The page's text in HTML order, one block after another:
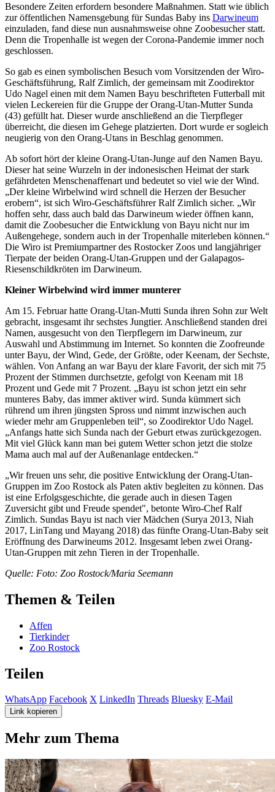
Besondere Zeiten erfordern besondere Maßnahmen. Statt wie üblich
zur öffentlichen Namensgebung für Sundas Baby ins Darwineum
einzuladen, fand diese nun ausnahmsweise ohne Zoobesucher statt.
Denn die Tropenhalle ist wegen der Corona-Pandemie immer noch
geschlossen.
So gab es einen symbolischen Besuch vom Vorsitzenden der Wiro-
Geschäftsführung, Ralf Zimlich, der gemeinsam mit Zoodirektor
Udo Nagel einen mit dem Namen Bayu beschrifteten Futterball mit
vielen Leckereien für die Gruppe der Orang-Utan-Mutter Sunda
(43) gefüllt hat. Dieser wurde anschließend an die Tierpfleger
überreicht, die diesen im Gehege platzierten. Dort wurde er sogleich
neugierig von den Orang-Utans in Beschlag genommen.
Ab sofort hört der kleine Orang-Utan-Junge auf den Namen Bayu.
Dieser hat seine Wurzeln in der indonesischen Heimat der stark
gefährdeten Menschenaffenart und bedeutet so viel wie der Wind.
„Der kleine Wirbelwind wird schnell die Herzen der Besucher
erobern“, ist sich Wiro-Geschäftsführer Ralf Zimlich sicher. „Wir
hoffen sehr, dass auch bald das Darwineum wieder öffnen kann,
damit die Zoobesucher die Entwicklung von Bayu nicht nur im
Außengehege, sondern auch in der Tropenhalle miterleben können.“
Die Wiro ist Premiumpartner des Rostocker Zoos und langjähriger
Tierpate der beiden Orang-Utan-Gruppen und der Galapagos-
Riesenschildkröten im Darwineum.
Kleiner Wirbelwind wird immer munterer
Am 15. Februar hatte Orang-Utan-Mutti Sunda ihren Sohn zur Welt
gebracht, insgesamt ihr sechstes Jungtier. Anschließend standen drei
Namen, ausgesucht von den Tierpflegern im Darwineum, zur
Auswahl und Abstimmung im Internet. So konnten die Zoofreunde
unter Bayu, der Wind, Gede, der Größte, oder Keenam, der Sechste,
wählen. Von Anfang an war Bayu der klare Favorit, der sich mit 75
Prozent der Stimmen durchsetzte, gefolgt von Keenam mit 18
Prozent und Gede mit 7 Prozent. „Bayu ist schon jetzt ein sehr
munteres Baby, das immer aktiver wird. Sunda kümmert sich
rührend um ihren jüngsten Spross und nimmt inzwischen auch
wieder mehr am Gruppenleben teil“, so Zoodirektor Udo Nagel.
„Anfangs hatte sich Sunda nach der Geburt etwas zurückgezogen.
Mit viel Glück kann man bei gutem Wetter schon jetzt die stolze
Mama auch mal auf der Außenanlage entdecken.“
„Wir freuen uns sehr, die positive Entwicklung der Orang-Utan-
Gruppen im Zoo Rostock als Paten aktiv begleiten zu können. Das
ist eine Erfolgsgeschichte, die gerade auch in diesen Tagen
Zuversicht gibt und Freude spendet", betonte Wiro-Chef Ralf
Zimlich. Sundas Bayu ist nach vier Mädchen (Surya 2013, Niah
2017, LinTang und Mayang 2018) das fünfte Orang-Utan-Baby seit
Eröffnung des Darwineums 2012. Insgesamt leben zwei Orang-
Utan-Gruppen mit zehn Tieren in der Tropenhalle.
Quelle: Foto: Zoo Rostock/Maria Seemann
Themen & Teilen
Affen
Tierkinder
Zoo Rostock
Teilen
WhatsApp Facebook X LinkedIn Threads Bluesky E-Mail
Link kopieren
Mehr zum Thema